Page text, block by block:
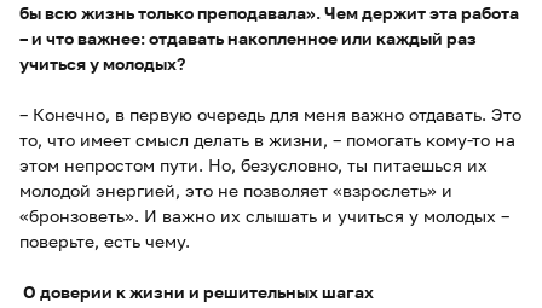
бы всю жизнь только преподавала». Чем держит эта работа
– и что важнее: отдавать накопленное или каждый раз
учиться у молодых?
– Конечно, в первую очередь для меня важно отдавать. Это
то, что имеет смысл делать в жизни, – помогать кому-то на
этом непростом пути. Но, безусловно, ты питаешься их
молодой энергией, это не позволяет «взрослеть» и
«бронзоветь». И важно их слышать и учиться у молодых –
поверьте, есть чему.
О доверии к жизни и решительных шагах